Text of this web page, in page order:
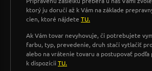
ktorý ju doručí až k Vám na základe
cien, ktoré nájdete TU.
Ak Vám tovar nevyhovuje, či potrebujete
farbu, typ, prevedenie, druh stačí vytlačiť
alebo na vrátenie tovaru a postupovať podľa
k dispozícii TU.